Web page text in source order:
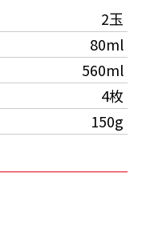
2玉
80ml
560ml
4枚
150g